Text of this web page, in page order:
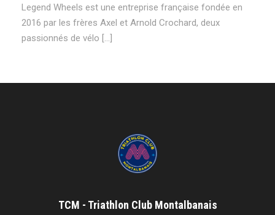
Legend Wheels est une entreprise française fondée en
2016 par les frères Axel et Arnold Crochard, deux
passionnés de vélo […]
TCM - Triathlon Club Montalbanais